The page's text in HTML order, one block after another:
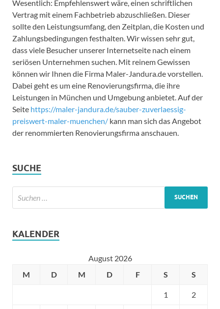
Wesentlich: Empfehlenswert wäre, einen schriftlichen
Vertrag mit einem Fachbetrieb abzuschließen. Dieser
sollte den Leistungsumfang, den Zeitplan, die Kosten und
Zahlungsbedingungen festhalten. Wir wissen sehr gut,
dass viele Besucher unserer Internetseite nach einem
seriösen Unternehmen suchen. Mit reinem Gewissen
können wir Ihnen die Firma Maler-Jandura.de vorstellen.
Dabei geht es um eine Renovierungsfirma, die ihre
Leistungen in München und Umgebung anbietet. Auf der
Seite https://maler-jandura.de/sauber-zuverlaessig-
preiswert-maler-muenchen/ kann man sich das Angebot
der renommierten Renovierungsfirma anschauen.
SUCHE
KALENDER
August 2026
M
D M D F S S
1 2